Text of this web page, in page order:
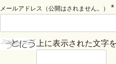
メールアドレス（公開はされません。） *
上に表示された文字